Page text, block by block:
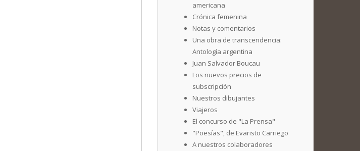
americana
Crónica femenina
Notas y comentarios
Una obra de transcendencia:
Antología argentina
Juan Salvador Boucau
Los nuevos precios de
subscripción
Nuestros dibujantes
Viajeros
El concurso de "La Prensa"
"Poesías", de Evaristo Carriego
A nuestros colaboradores